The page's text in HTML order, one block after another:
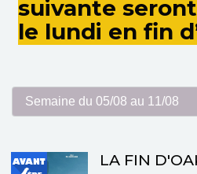
suivante
le lundi en fin
LA FIN